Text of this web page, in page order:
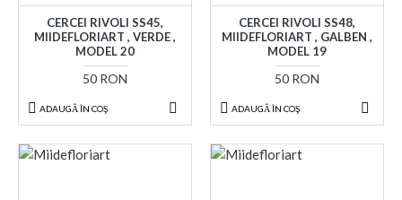
CERCEI RIVOLI SS45,
MIIDEFLORIART , VERDE ,
MODEL 20
50 RON
ADAUGĂ ÎN COŞ
CERCEI RIVOLI SS48,
MIIDEFLORIART , GALBEN ,
MODEL 19
50 RON
ADAUGĂ ÎN COŞ